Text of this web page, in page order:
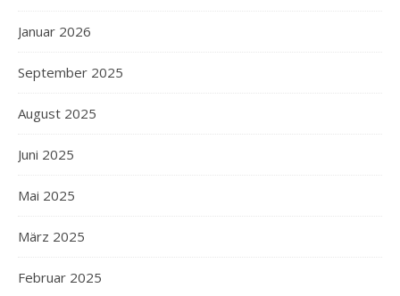
Januar 2026
September 2025
August 2025
Juni 2025
Mai 2025
März 2025
Februar 2025